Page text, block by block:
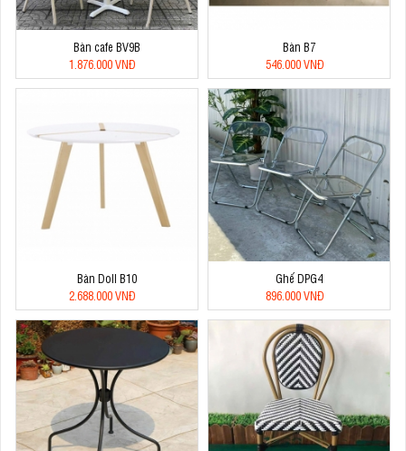
Bàn cafe BV9B
1.876.000 VNĐ
Bàn B7
546.000 VNĐ
Bàn Doll B10
2.688.000 VNĐ
Ghế DPG4
896.000 VNĐ